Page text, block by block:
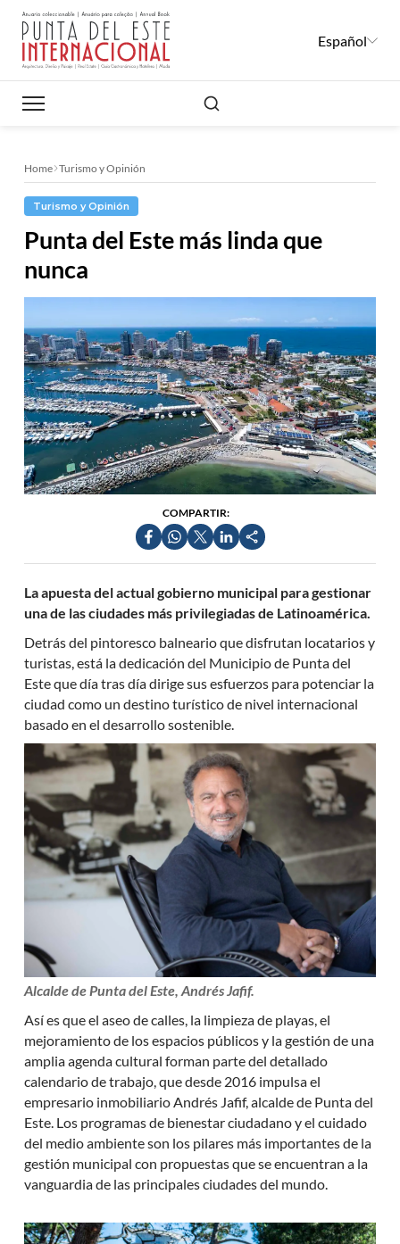
Español
Buscar
Home Turismo y Opinión
Turismo y Opinión
Punta del Este más linda que
nunca
COMPARTIR:
La apuesta del actual gobierno municipal para gestionar
una de las ciudades más privilegiadas de Latinoamérica.
Detrás del pintoresco balneario que disfrutan locatarios y
turistas, está la dedicación del Municipio de Punta del
Este que día tras día dirige sus esfuerzos para potenciar la
ciudad como un destino turístico de nivel internacional
basado en el desarrollo sostenible.
Alcalde de Punta del Este, Andrés Jafif.
Así es que el aseo de calles, la limpieza de playas, el
mejoramiento de los espacios públicos y la gestión de una
amplia agenda cultural forman parte del detallado
calendario de trabajo, que desde 2016 impulsa el
empresario inmobiliario Andrés Jafif, alcalde de Punta del
Este. Los programas de bienestar ciudadano y el cuidado
del medio ambiente son los pilares más importantes de la
gestión municipal con propuestas que se encuentran a la
vanguardia de las principales ciudades del mundo.